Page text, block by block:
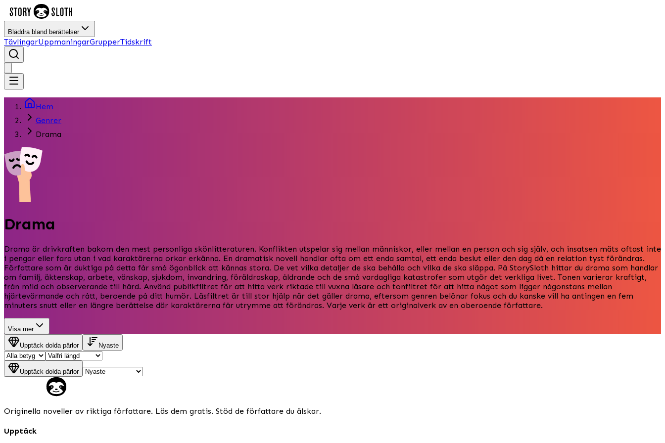
Bläddra bland berättelser
TävlingarUppmaningarGrupperTidskrift
Hem
Genrer
Drama
Drama
Drama är drivkraften bakom den mest personliga skönlitteraturen. Konflikten utspelar sig mellan människor, eller mellan en person och sig själv, och insatsen mäts oftast inte
i pengar eller fara utan i vad karaktärerna orkar erkänna. En dramatisk novell handlar ofta om ett enda samtal, ett enda beslut eller den dag då en relation tyst förändras.
Författare som är duktiga på detta får små ögonblick att kännas stora. De vet vilka detaljer de ska behålla och vilka de ska släppa. På StorySloth hittar du drama som handlar
om familj, äktenskap, arbete, vänskap, sjukdom, invandring, föräldraskap, åldrande och de små vardagliga katastrofer som utgör det verkliga livet. Tonen varierar kraftigt,
från mild och observerande till hård. Använd publikfiltret för att hitta verk riktade till vuxna läsare och tonfiltret för att hitta något som ligger någonstans mellan
hjärtevärmande och rått, beroende på ditt humör. Läsfiltret är till stor hjälp när det gäller drama, eftersom genren belönar fokus och du kanske vill ha antingen en fem
minuters snutt eller en längre berättelse där karaktärerna får utrymme att förändras. Varje verk är ett originalverk av en oberoende författare.
Visa mer
Upptäck dolda pärlor Nyaste
Upptäck dolda pärlor
Originella noveller av riktiga författare. Läs dem gratis. Stöd de författare du älskar.
Upptäck